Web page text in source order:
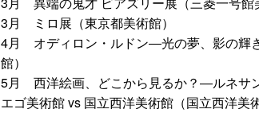
3月 ミロ展（東京都美術館）
4月 オディロン・ルドン―光の夢、影の輝
館）
5月 西洋絵画、どこから見るか？―ルネサ
エゴ美術館 vs 国立西洋美術館（国立西洋美